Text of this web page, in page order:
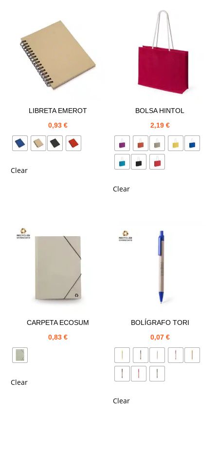
LIBRETA EMEROT
0,93€
Clear
BOLSA HINTOL
2,19 €
Clear
CARPETA ECOSUM
0,83€
Clear
BOLÍGRAFO TORI
0,07 €
Clear